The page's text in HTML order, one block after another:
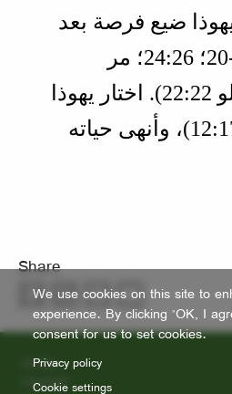
يهوذا ضيع فرصة بعد
مت 21‏:18‏-20؛ 26‏:24؛ مر
). اختار يهوذا
)، وأنهى حياته
Share
Footer
Contact
Copyright
We use cookies on this site to
experience. By clicking "OK, I
consent for us to set cookies.
Privacy policy
Cookie settings